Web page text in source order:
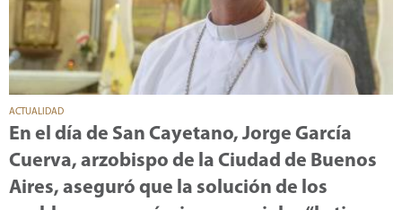
ACTUALIDAD
En el día de San Cayetano, Jorge García
Cuerva, arzobispo de la Ciudad de Buenos
Aires, aseguró que la solución de los